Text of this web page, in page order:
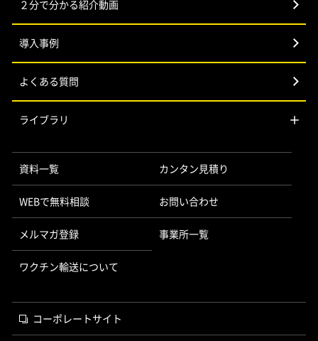
２分で分かる紹介動画
導入事例
よくある質問
ライブラリ
資料一覧 カンタン見積り
WEBで無料相談 お問い合わせ
メルマガ登録 事業所一覧
ワクチン輸送について
コーポレートサイト